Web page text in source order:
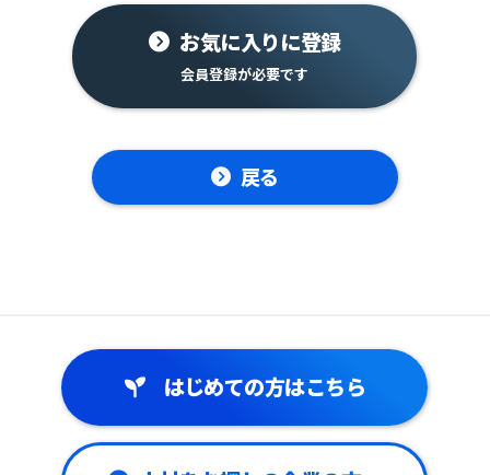
お気に入りに登録
戻る
はじめての方はこちら